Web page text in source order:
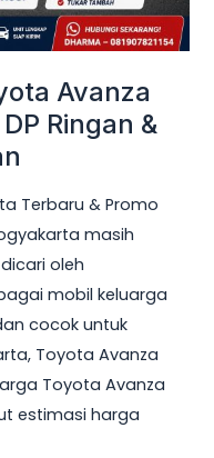
Avanza
Ringan &
Terbaru & Promo
masih
oleh
mobil keluarga
cocok untuk
Toyota Avanza
Toyota Avanza
estimasi harga